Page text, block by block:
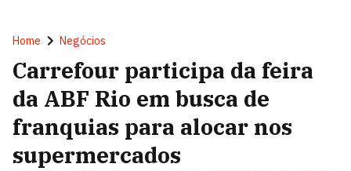
Home Negócios
Carrefour participa da feira
da ABF Rio em busca de
franquias para alocar nos
supermercados